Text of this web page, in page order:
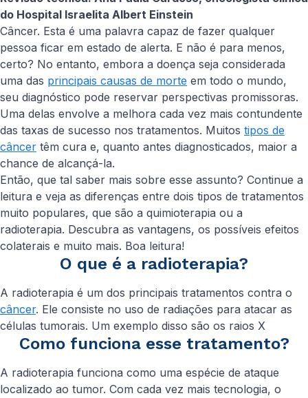
do Hospital Israelita Albert Einstein
Câncer. Esta é uma palavra capaz de fazer qualquer
pessoa ficar em estado de alerta. E não é para menos,
certo? No entanto, embora a doença seja considerada
uma das principais causas de morte em todo o mundo,
seu diagnóstico pode reservar perspectivas promissoras.
Uma delas envolve a melhora cada vez mais contundente
das taxas de sucesso nos tratamentos. Muitos tipos de
câncer têm cura e, quanto antes diagnosticados, maior a
chance de alcançá-la.
Então, que tal saber mais sobre esse assunto? Continue a
leitura e veja as diferenças entre dois tipos de tratamentos
muito populares, que são a quimioterapia ou a
radioterapia. Descubra as vantagens, os possíveis efeitos
colaterais e muito mais. Boa leitura!
O que é a radioterapia?
A radioterapia é um dos principais tratamentos contra o
câncer. Ele consiste no uso de radiações para atacar as
células tumorais. Um exemplo disso são os raios X
Como funciona esse tratamento?
A radioterapia funciona como uma espécie de ataque
localizado ao tumor. Com cada vez mais tecnologia, o